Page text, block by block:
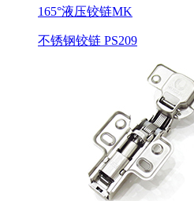
165°液压铰链MK
不锈钢铰链 PS209